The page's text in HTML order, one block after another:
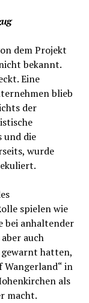
dem Projekt
bekannt.
Eine
blieb
der
und die
wurde
spielen wie
bei anhaltender
auch
hatten,
Wangerland“ in
als
macht.